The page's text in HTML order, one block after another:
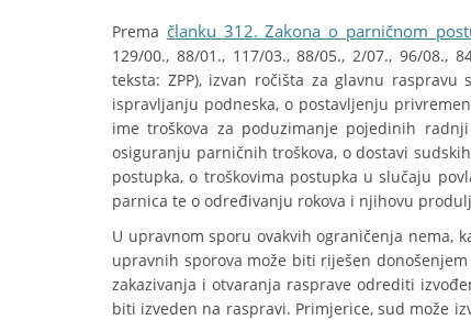
Prema članku 312. Zakona o parničnom
129/00., 88/01., 117/03., 88/05., 2/07., 96/08.,
teksta: ZPP), izvan ročišta za glavnu
ispravljanju podneska, o postavljenju
ime troškova za poduzimanje pojedinih
osiguranju parničnih troškova, o dostavi
postupka, o troškovima postupka u slučaju
parnica te o određivanju rokova i njihovu
U upravnom sporu ovakvih ograničenja nema,
upravnih sporova može biti riješen
zakazivanja i otvaranja rasprave odrediti
biti izveden na raspravi. Primjerice, sud može